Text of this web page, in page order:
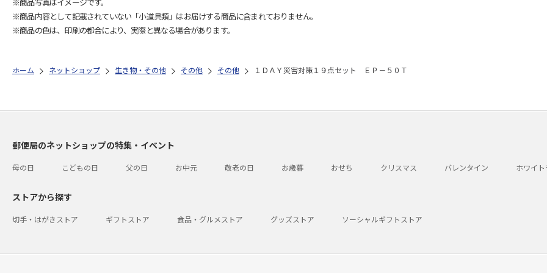
※商品内容として記載されていない「小道具類」はお届けする商品に含まれておりません。
※商品の色は、印刷の都合により、実際と異なる場合があります。
ホーム ネットショップ 生き物・その他 その他 その他 １ＤＡＹ災害対策１９点セット ＥＰ－５０Ｔ
郵便局のネットショップの特集・イベント
母の日 こどもの日 父の日 お中元 敬老の日 お歳暮 おせち クリスマス バレンタイン ホワイ
ストアから探す
切手・はがきストア ギフトストア 食品・グルメストア グッズストア ソーシャルギフトストア